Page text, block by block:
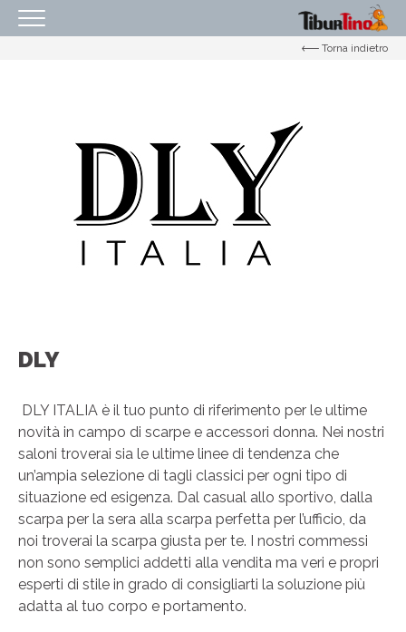
COME RAGGIUNGERCI
PROMOZIONI
NEGOZI
EVENTI
CONTATTI
Torna indietro
DLY
DLY ITALIA è il tuo punto di riferimento per le ultime
novità in campo di scarpe e accessori donna. Nei nostri
saloni troverai sia le ultime linee di tendenza che
un’ampia selezione di tagli classici per ogni tipo di
situazione ed esigenza. Dal casual allo sportivo, dalla
scarpa per la sera alla scarpa perfetta per l’ufficio, da
noi troverai la scarpa giusta per te. I nostri commessi
non sono semplici addetti alla vendita ma veri e propri
esperti di stile in grado di consigliarti la soluzione più
adatta al tuo corpo e portamento.